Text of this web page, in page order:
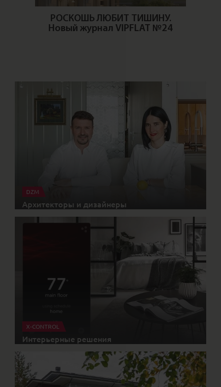
РОСКОШЬ ЛЮБИТ ТИШИНУ.
Новый журнал VIPFLAT №24
DZM
Архитекторы и дизайнеры
X-CONTROL
Интерьерные решения